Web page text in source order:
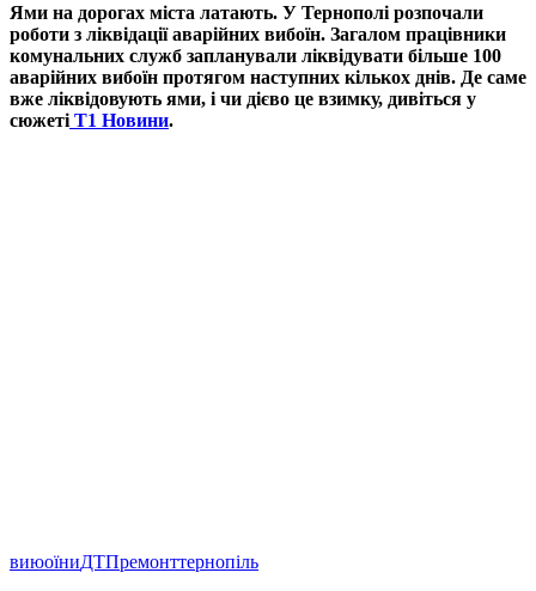
Ями на дорогах міста латають. У Тернополі розпочали
роботи з ліквідації аварійних вибоїн. Загалом працівники
комунальних служб запланували ліквідувати більше 100
аварійних вибоїн протягом наступних кількох днів. Де саме
вже ліквідовують ями, і чи дієво це взимку, дивіться у
сюжеті Т1 Новини.
виюоїниДТПремонттернопіль